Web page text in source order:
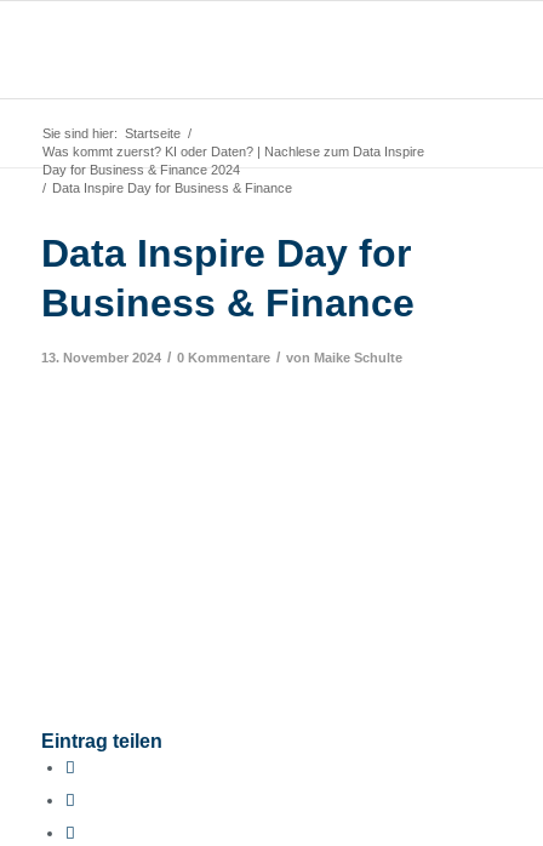
Sie sind hier: Startseite /
Was kommt zuerst? KI oder Daten? | Nachlese zum Data Inspire
Day for Business & Finance 2024
/ Data Inspire Day for Business & Finance
Data Inspire Day for
Business & Finance
13. November 2024 / 0 Kommentare / von Maike Schulte
Eintrag teilen